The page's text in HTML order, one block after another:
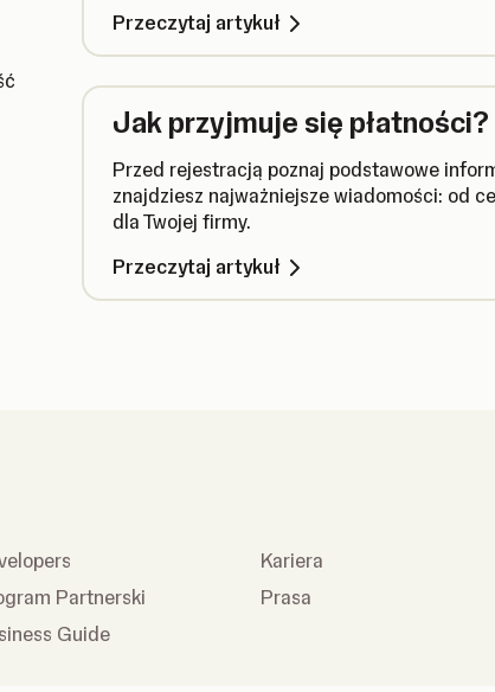
Przeczytaj artykuł
Jak przyjmuje się płatności?
Przed rejestracją poznaj podstawowe
znajdziesz najważniejsze wiadomości: od
dla Twojej firmy.
Przeczytaj artykuł
Partnerski
Guide
Kariera
Prasa